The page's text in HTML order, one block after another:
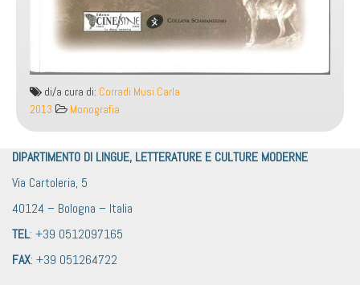
di/a cura di: Corradi Musi Carla
2013
Monografia
DIPARTIMENTO DI LINGUE, LETTERATURE E CULTURE MODERNE
Via Cartoleria, 5
40124 – Bologna – Italia
TEL: +39 0512097165
FAX: +39 051264722